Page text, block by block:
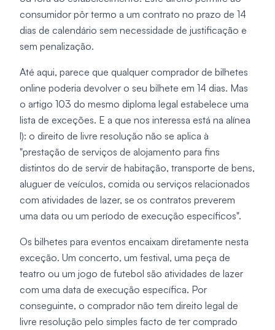
consumidor pôr termo a um contrato no prazo de 14
dias de calendário sem necessidade de justificação e
sem penalização.
Até aqui, parece que qualquer comprador de bilhetes
online poderia devolver o seu bilhete em 14 dias. Mas
o artigo 103 do mesmo diploma legal estabelece uma
lista de exceções. E a que nos interessa está na alínea
l): o direito de livre resolução não se aplica à
"prestação de serviços de alojamento para fins
distintos do de servir de habitação, transporte de bens,
aluguer de veículos, comida ou serviços relacionados
com atividades de lazer, se os contratos preverem
uma data ou um período de execução específicos".
Os bilhetes para eventos encaixam diretamente nesta
exceção. Um concerto, um festival, uma peça de
teatro ou um jogo de futebol são atividades de lazer
com uma data de execução específica. Por
conseguinte, o comprador não tem direito legal de
livre resolução pelo simples facto de ter comprado